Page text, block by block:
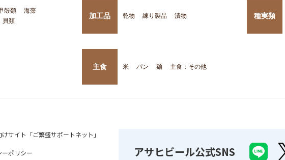
殻類
海藻
貝類
加工品 乾物 練り製品 漬物 種実類
主食 米 パン 麺 主食：その他
サイト「ご繁盛サポートネット」
ーポリシー アサヒビール公式SNS